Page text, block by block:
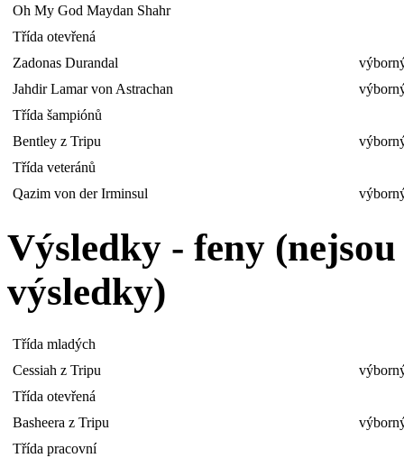
Oh My God Maydan Shahr
Třída otevřená
Zadonas Durandal
Jahdir Lamar von Astrachan
Třída šampiónů
Bentley z Tripu
Třída veteránů
Qazim von der Irminsul
Výsledky - feny
výsledky)
Třída mladých
Cessiah z Tripu
Třída otevřená
Basheera z Tripu
Třída pracovní